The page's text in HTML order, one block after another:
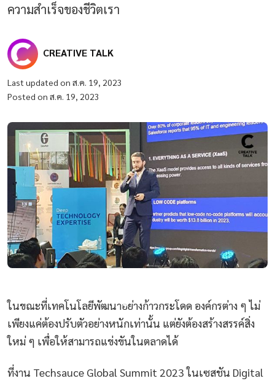
ความสำเร็จของชีวิตเรา
CREATIVE TALK
Last updated on ส.ค. 19, 2023
Posted on ส.ค. 19, 2023
ในขณะที่เทคโนโลยีพัฒนาอย่างก้าวกระโดด องค์กรต่าง ๆ ไม่
เพียงแค่ต้องปรับตัวอย่างหนักเท่านั้น แต่ยังต้องสร้างสรรค์สิ่ง
ใหม่ ๆ เพื่อให้สามารถแข่งขันในตลาดได้
ที่งาน Techsauce Global Summit 2023 ในเซสชัน Digital